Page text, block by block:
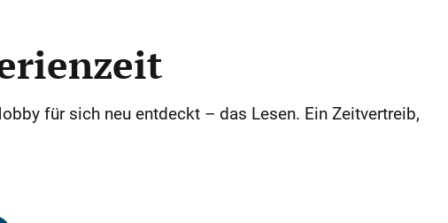
für sich neu entdeckt – das Lesen. Ein Zeitvertreib,